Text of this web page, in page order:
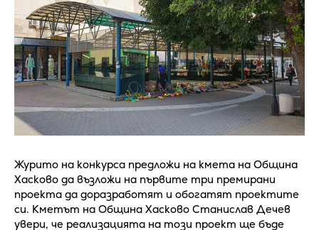
Журито на конкурса предложи на кмета на Община
Хасково да възложи на първите три премирани
проекта да доразработят и обогатят проектите
си. Кметът на Община Хасково Станислав Дечев
увери, че реализацията на този проект ще бъде